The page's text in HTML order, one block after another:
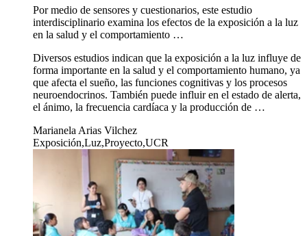
Por medio de sensores y cuestionarios, este estudio
interdisciplinario examina los efectos de la exposición a la luz
en la salud y el comportamiento …
Diversos estudios indican que la exposición a la luz influye de
forma importante en la salud y el comportamiento humano, ya
que afecta el sueño, las funciones cognitivas y los procesos
neuroendocrinos. También puede influir en el estado de alerta,
el ánimo, la frecuencia cardíaca y la producción de …
Marianela Arias Vilchez
Exposición,Luz,Proyecto,UCR